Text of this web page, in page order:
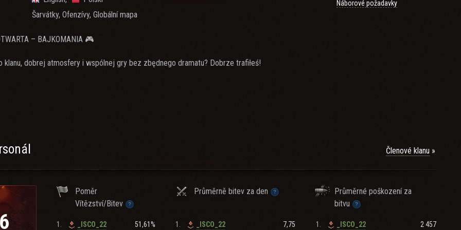
Šarvátky, Ofenzívy, Globální mapa
– BAJKOMANIA 🎮
klanu, dobrej atmosfery i wspólnej gry bez zbędnego dramatu? Dobrze trafiłeś!
społeczność
i powracających graczy
i awansu w strukturach klanu
z Mety
Náborové požadavky
Členové klanu
6
Poměr
Vítězství/Bitev
Průměrně bitev za den
Průměrné poškození za
bitvu
1. _ISCO_22 51,61% 1. _ISCO_22 7,75 1. _ISCO_22 2 457